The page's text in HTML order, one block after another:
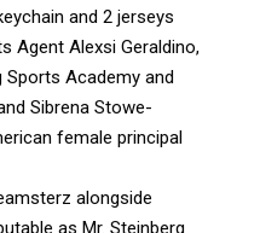
and 2 jerseys
Agent Alexsi Geraldino,
Sports Academy and
Sibrena Stowe-
female principal
alongside
as Mr. Steinberg